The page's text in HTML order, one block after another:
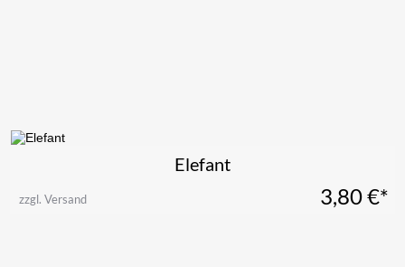
Elefant
zzgl. Versand 3,80€*